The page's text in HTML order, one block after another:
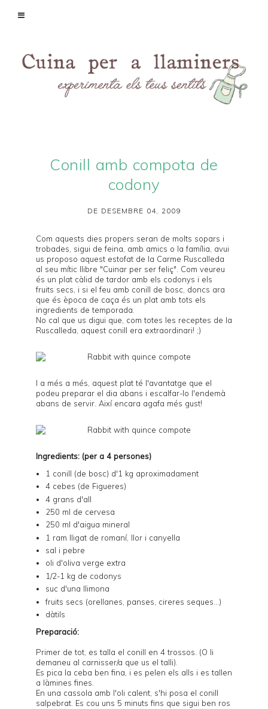
Conill amb compota de
codony
DE DESEMBRE 04, 2009
Com aquests dies propers seran de molts sopars i
trobades, sigui de feina, amb amics o la família, avui
us proposo aquest estofat de la Carme Ruscalleda
al seu mític llibre "Cuinar per ser feliç". Com veureu
és un plat càlid de tardor amb els codonys i els
fruits secs, i si el feu amb conill de bosc, doncs ara
que és època de caça és un plat amb tots els
ingredients de temporada.
No cal que us digui que, com totes les receptes de la
Ruscalleda, aquest conill era extraordinari! ;)
I a més a més, aquest plat té l'avantatge que el
podeu preparar el dia abans i escalfar-lo l'endemà
abans de servir. Així encara agafa més gust!
Ingredients: (per a 4 persones)
1 conill (de bosc) d'1 kg aproximadament
4 cebes (de Figueres)
4 grans d'all
250 ml de cervesa
250 ml d'aigua mineral
1 ram lligat de romaní, llor i canyella
sal i pebre
oli d'oliva verge extra
1/2-1 kg de codonys
suc d'una llimona
fruits secs (orellanes, panses, cireres seques...)
dàtils
Preparació:
Primer de tot, es talla el conill en 4 trossos. (O li
demaneu al carnisser/a que us el talli).
Es pica la ceba ben fina, i es pelen els alls i es tallen
a làmines fines.
En una cassola amb l'oli calent, s'hi posa el conill
salpebrat. Es cou uns 5 minuts fins que sigui ben ros